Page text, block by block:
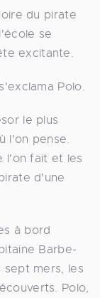
du pirate
se
excitante.
Polo.
le plus
l'on pense.
l'on fait et les
d'une
à bord
Barbe-
sept mers, les
Polo,